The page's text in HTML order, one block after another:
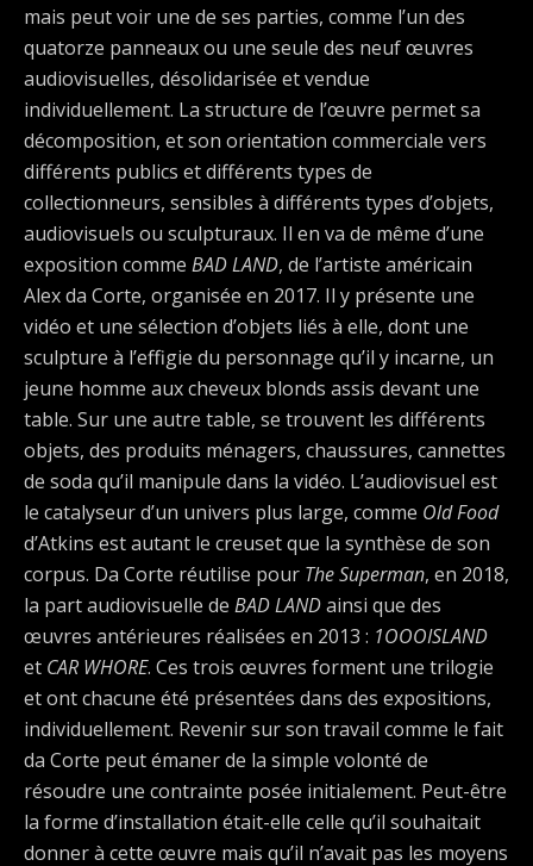
mais peut voir une de ses parties, comme l’un des
quatorze panneaux ou une seule des neuf œuvres
audiovisuelles, désolidarisée et vendue
individuellement. La structure de l’œuvre permet sa
décomposition, et son orientation commerciale vers
différents publics et différents types de
collectionneurs, sensibles à différents types d’objets,
audiovisuels ou sculpturaux. Il en va de même d’une
exposition comme BAD LAND, de l’artiste américain
Alex da Corte, organisée en 2017. Il y présente une
vidéo et une sélection d’objets liés à elle, dont une
sculpture à l’effigie du personnage qu’il y incarne, un
jeune homme aux cheveux blonds assis devant une
table. Sur une autre table, se trouvent les différents
objets, des produits ménagers, chaussures, cannettes
de soda qu’il manipule dans la vidéo. L’audiovisuel est
le catalyseur d’un univers plus large, comme Old Food
d’Atkins est autant le creuset que la synthèse de son
corpus. Da Corte réutilise pour The Superman, en 2018,
la part audiovisuelle de BAD LANDainsi que des
œuvres antérieures réalisées en 2013 : 1OOOISLAND
et CAR WHORE. Ces trois œuvres forment une trilogie
et ont chacune été présentées dans des expositions,
individuellement. Revenir sur son travail comme le fait
da Corte peut émaner de la simple volonté de
résoudre une contrainte posée initialement. Peut-être
la forme d’installation était-elle celle qu’il souhaitait
donner à cette œuvre mais qu’il n’avait pas les moyens